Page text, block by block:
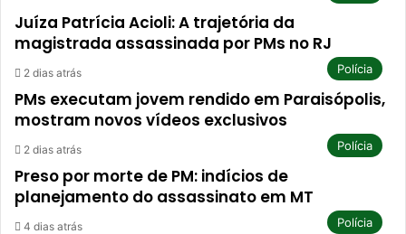
Juíza Patrícia Acioli: A trajetória da
magistrada assassinada por PMs no RJ
2 dias atrás Polícia
PMs executam jovem rendido em Paraisópolis,
mostram novos vídeos exclusivos
2 dias atrás Polícia
Preso por morte de PM: indícios de
planejamento do assassinato em MT
4 dias atrás Polícia